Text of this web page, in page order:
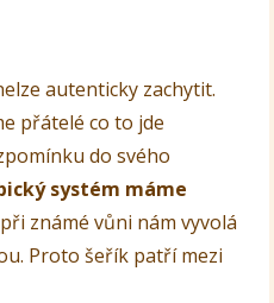
autenticky zachytit.
přátelé co to jde
do svého
systém máme
známé vůni nám vyvolá
Proto šeřík patří mezi